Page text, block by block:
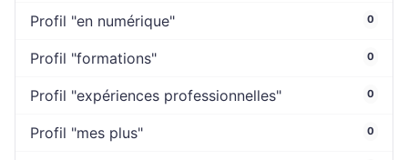
Profil "en numérique" 0
Profil "formations" 0
Profil "expériences professionnelles" 0
Profil "mes plus" 0